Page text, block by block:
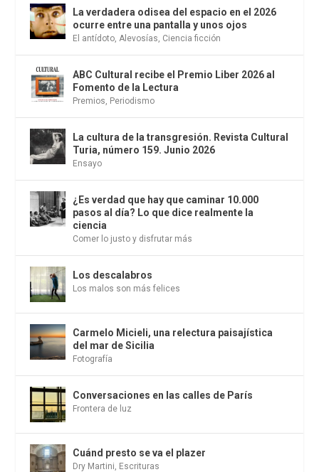
La verdadera odisea del espacio en el 2026
ocurre entre una pantalla y unos ojos
El antídoto,Alevosías, Ciencia ficción
ABC Cultural recibe el Premio Liber 2026 al
Fomento de la Lectura
Premios, Periodismo
La cultura de la transgresión. Revista Cultural
Turia, número 159. Junio 2026
Ensayo
¿Es verdad que hay que caminar 10.000
pasos al día? Lo que dice realmente la
ciencia
Comer lo justo y disfrutar más
Los descalabros
Los malos son más felices
Carmelo Micieli, una relectura paisajística
del mar de Sicilia
Fotografía
Conversaciones en las calles de París
Frontera de luz
Cuánd presto se va el plazer
Dry Martini, Escrituras